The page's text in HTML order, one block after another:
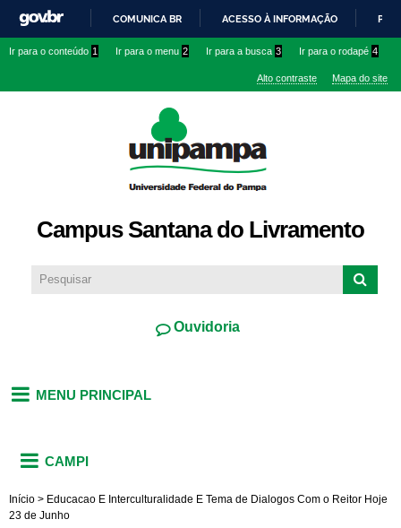
conteúdo
IR
O
COMUNICA BR ACESSO À INFORMAÇÃO
Ir para o conteúdo 1 Ir para o menu 2 Ir para a busca 3 Ir para o rodapé 4
Alto contraste Mapa do site
Campus Santana do Livramento
Ouvidoria
MENU PRINCIPAL
CAMPI
Início > Educacao E Interculturalidade E Tema de Dialogos Com o Reitor Hoje
23 de Junho